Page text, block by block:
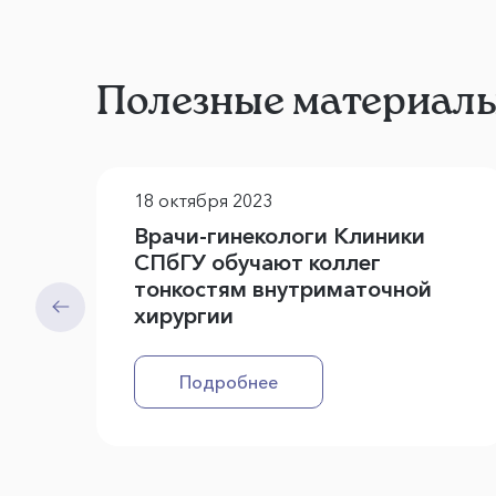
Полезные
18 октября 2023
Врачи-гинекологи Клиники
СПбГУ обучают коллег
тонкостям внутриматочной
хирургии
Подробнее